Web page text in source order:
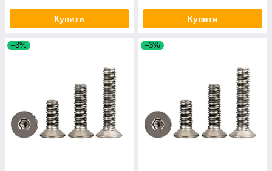
Купити Купити
–3% –3%